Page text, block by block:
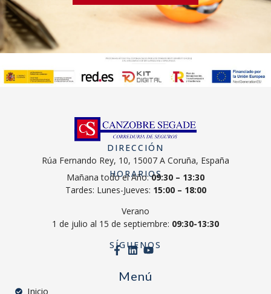
DIRECCIÓN
Rúa Fernando Rey, 10, 15007 A Coruña, España
HORARIOS
Mañana todo el Año:09:30 – 13:30
Tardes: Lunes-Jueves: 15:00 – 18:00
Verano
1 de julio al 15 de septiembre: 09:30-13:30
SÍGUENOS
Menú
Inicio